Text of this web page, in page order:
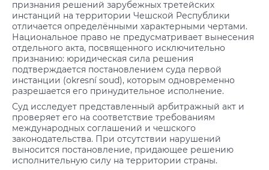
признания решений зарубежных третейских
инстанций на территории Чешской Республики
отличается определёнными характерными чертами.
Национальное право не предусматривает вынесения
отдельного акта, посвященного исключительно
признанию: юридическая сила решения
подтверждается постановлением суда первой
инстанции (okresní soud), которым одновременно
разрешается его принудительное исполнение.
Суд исследует представленный арбитражный акт и
проверяет его на соответствие требованиям
международных соглашений и чешского
законодательства. При отсутствии нарушений
выносится постановление, придающее решению
исполнительную силу на территории страны.